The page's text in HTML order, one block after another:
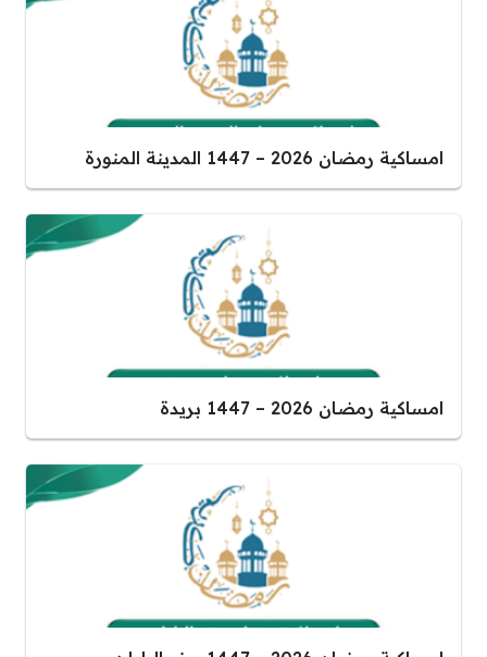
امساكية رمضان 2026 – 1447 المدينة المنورة
امساكية رمضان 2026 – 1447 بريدة